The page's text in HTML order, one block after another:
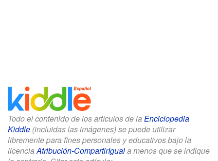
Todo el contenido de los artículos de la Enciclopedia
Kiddle (incluidas las imágenes) se puede utilizar
libremente para fines personales y educativos bajo la
licenciaAtribución-CompartirIguala menos que se indique